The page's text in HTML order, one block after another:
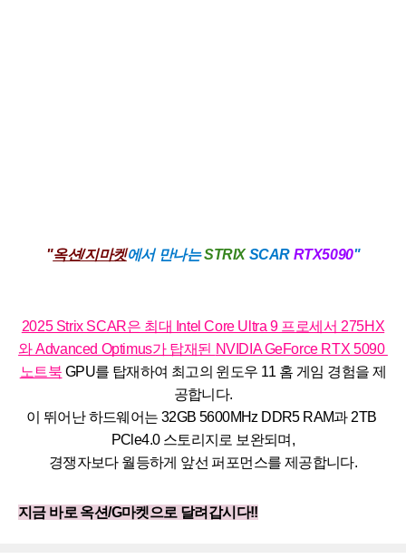
"옥션/지마켓에서 만나는STRIXSCAR RTX5090"
2025 Strix SCAR은 최대 Intel Core Ultra 9 프로세서 275HX
와 Advanced Optimus가 탑재된 NVIDIA GeForce RTX 5090
노트북 GPU를 탑재하여 최고의 윈도우 11 홈 게임 경험을 제
공합니다.
이 뛰어난 하드웨어는 32GB 5600MHz DDR5 RAM과 2TB
PCle4.0 스토리지로 보완되며,
경쟁자보다 월등하게 앞선 퍼포먼스를 제공합니다.
지금 바로 옥션/G마켓으로 달려갑시다!!